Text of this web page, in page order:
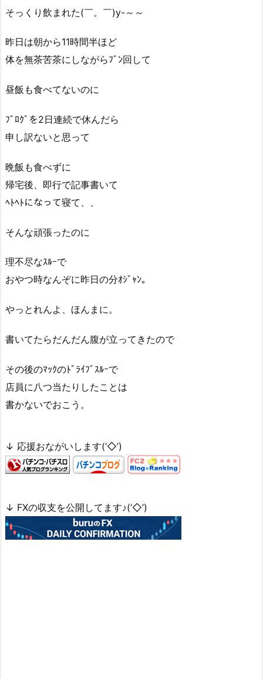
そっくり飲まれた(￣。￣)y-～～
昨日は朝から11時間半ほど
体を無茶苦茶にしながらﾌﾞﾝ回して
昼飯も食べてないのに
ﾌﾞﾛｸﾞを2日連続で休んだら
申し訳ないと思って
晩飯も食べずに
帰宅後、即行で記事書いて
ﾍﾄﾍﾄになって寝て、、
そんな頑張ったのに
理不尽なｽﾙｰで
おやつ時なんぞに昨日の分ｵｼﾞｬﾝ。
やっとれんよ、ほんまに。
書いてたらだんだん腹が立ってきたので
その後のﾏｯｸのﾄﾞﾗｲﾌﾞｽﾙｰで
店員に八つ当たりしたことは
書かないでおこう。
↓ 応援おながいします(‘◇’)ゞ
↓ FXの収支を公開してます♪(‘◇’)ゞ